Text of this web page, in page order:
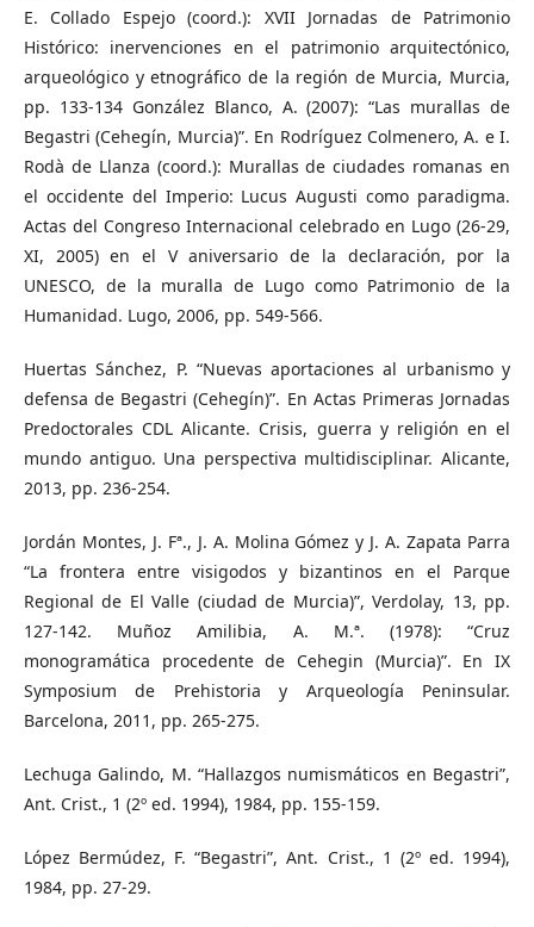
E. Collado Espejo (coord.): XVII Jornadas de Patrimonio
Histórico: inervenciones en el patrimonio arquitectónico,
arqueológico y etnográfico de la región de Murcia, Murcia,
pp. 133-134 González Blanco, A. (2007): “Las murallas de
Begastri (Cehegín, Murcia)”. En Rodríguez Colmenero, A. e I.
Rodà de Llanza (coord.): Murallas de ciudades romanas en
el occidente del Imperio: Lucus Augusti como paradigma.
Actas del Congreso Internacional celebrado en Lugo (26-29,
XI, 2005) en el V aniversario de la declaración, por la
UNESCO, de la muralla de Lugo como Patrimonio de la
Humanidad. Lugo, 2006, pp. 549-566.
Huertas Sánchez, P. “Nuevas aportaciones al urbanismo y
defensa de Begastri (Cehegín)”. En Actas Primeras Jornadas
Predoctorales CDL Alicante. Crisis, guerra y religión en el
mundo antiguo. Una perspectiva multidisciplinar. Alicante,
2013, pp. 236-254.
Jordán Montes, J. Fª., J. A. Molina Gómez y J. A. Zapata Parra
“La frontera entre visigodos y bizantinos en el Parque
Regional de El Valle (ciudad de Murcia)”, Verdolay, 13, pp.
127-142. Muñoz Amilibia, A. M.ª. (1978): “Cruz
monogramática procedente de Cehegin (Murcia)”. En IX
Symposium de Prehistoria y Arqueología Peninsular.
Barcelona, 2011, pp. 265-275.
Lechuga Galindo, M. “Hallazgos numismáticos en Begastri”,
Ant. Crist., 1 (2º ed. 1994), 1984, pp. 155-159.
López Bermúdez, F. “Begastri”, Ant. Crist., 1 (2º ed. 1994),
1984, pp. 27-29.